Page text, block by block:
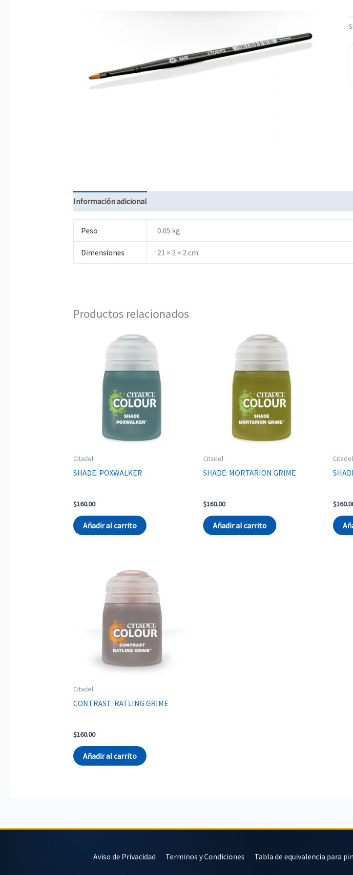
Información adicional
Peso 0.05 kg
Dimensiones 21 × 2 × 2 cm
Productos relacionados
Citadel
SHADE: POXWALKER
$160.00
Añadir al carrito
Citadel
SHADE: MORTARION GRIME
$160.00
Añadir al carrito
Citadel
$
Citadel
CONTRAST: RATLING GRIME
$160.00
Añadir al carrito
Aviso de Privacidad Terminos y Condiciones Tabla de equivalencia para